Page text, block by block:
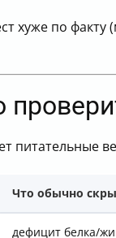
хуже по
питательные
Что обычно
дефицит белка/